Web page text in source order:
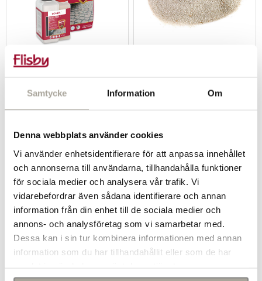
Samtycke Information Om
Denna webbplats använder cookies
Vi använder enhetsidentifierare för att anpassa innehållet
och annonserna till användarna, tillhandahålla funktioner
för sociala medier och analysera vår trafik. Vi
vidarebefordrar även sådana identifierare och annan
information från din enhet till de sociala medier och
annons- och analysföretag som vi samarbetar med.
Dessa kan i sin tur kombinera informationen med annan
information som du har tillhandahållit eller som de har
Romex V2
- +